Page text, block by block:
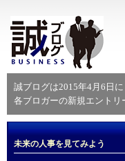
誠ブログは2015年4月6日に
各ブロガーの新規エントリ
未来の人事を見てみよう